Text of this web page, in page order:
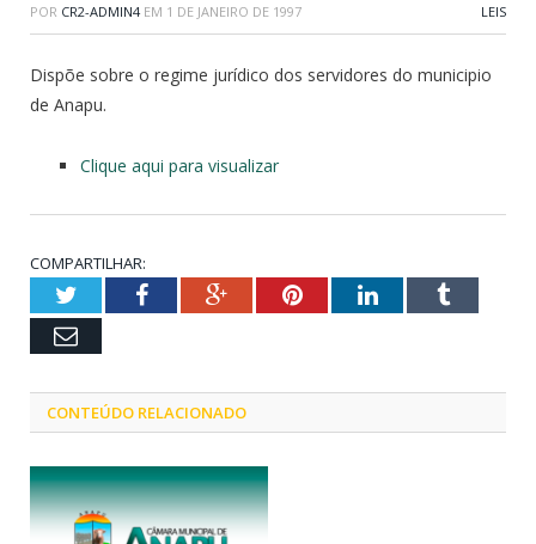
POR CR2-ADMIN4 EM 1 DE JANEIRO DE 1997 LEIS
Dispõe sobre o regime jurídico dos servidores do municipio
de Anapu.
Clique aqui para visualizar
COMPARTILHAR:
TwitterFacebookGoogle+PinterestLinkedInTumblr
Email
CONTEÚDO RELACIONADO